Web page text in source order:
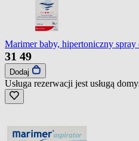
Marimer baby, hipertoniczny spray
31 49
Dodaj
Usługa rezerwacji jest usługą